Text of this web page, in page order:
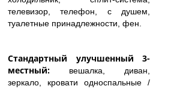
телевизор, телефон, с душем,
туалетные принадлежности, фен.
Стандартный улучшенный 3-
местный: вешалка, диван,
зеркало, кровати односпальные /